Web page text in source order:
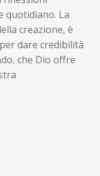
quotidiano. La
creazione, è
dare credibilità
che Dio offre